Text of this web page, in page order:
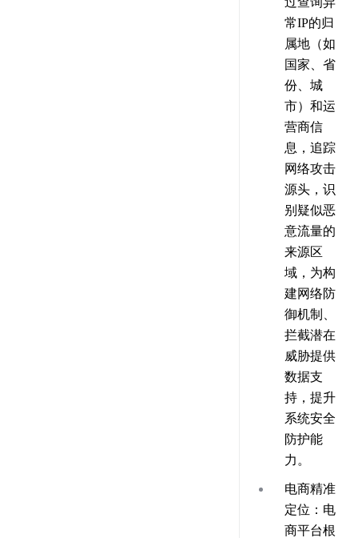
常IP的归
属地（如
国家、省
份、城
市）和运
营商信
息，追踪
网络攻击
源头，识
别疑似恶
意流量的
来源区
域，为构
建网络防
御机制、
拦截潜在
威胁提供
数据支
持，提升
系统安全
防护能
力。
电商精准
定位 ：电
商平台根